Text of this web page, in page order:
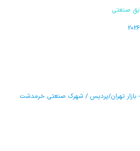
صنعتی
- بازار تهران/پردیس / شهرک صنعتی خرمدشت